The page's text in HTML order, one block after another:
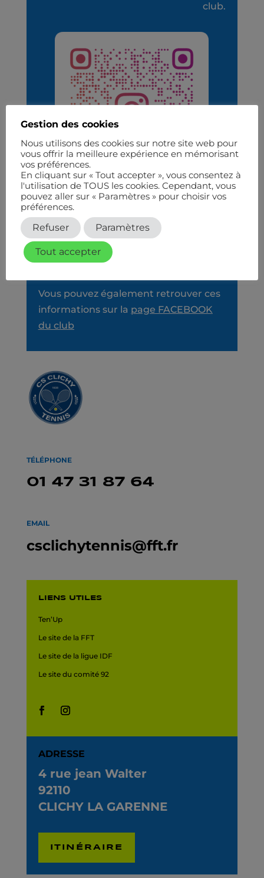
club.
Vous pouvez également retrouver ces
informations sur la page FACEBOOK
du club
TÉLÉPHONE
01 47 31 87 64
EMAIL
csclichytennis@fft.fr
LIENS UTILES
Ten’Up
Le site de la FFT
Le site de la ligue IDF
Le site du comité 92
ADRESSE
4 rue jean Walter
92110
CLICHY LA GARENNE
ITINÉRAIRE
Gestion des cookies
Nous utilisons des cookies sur notre site web pour
vous offrir la meilleure expérience en mémorisant
vos préférences.
En cliquant sur « Tout accepter », vous consentez à
l'utilisation de TOUS les cookies. Cependant, vous
pouvez aller sur « Paramètres » pour choisir vos
préférences.
Refuser Paramètres
Tout accepter